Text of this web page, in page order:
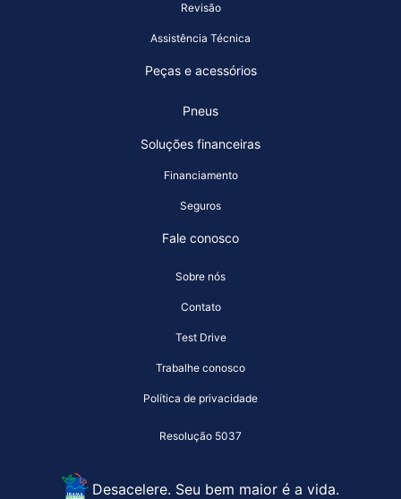
Revisão
Assistência Técnica
Peças e acessórios
Pneus
Soluções financeiras
Financiamento
Seguros
Fale conosco
Sobre nós
Contato
Test Drive
Trabalhe conosco
Política de privacidade
Resolução 5037
Desacelere. Seu bem maior é a vida.